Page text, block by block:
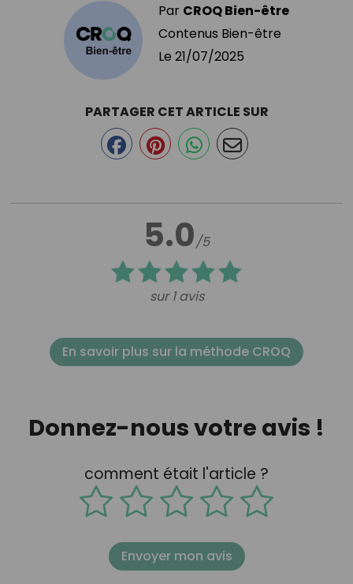
Par CROQ Bien-être
Contenus Bien-être
Le 21/07/2025
5.0/5
sur 1 avis
PARTAGER CET ARTICLE SUR
En savoir plus sur la méthode CROQ
Donnez-nous votre avis !
comment était l'article ?
Envoyer mon avis